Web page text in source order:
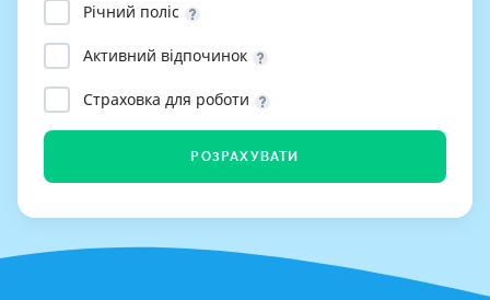
Річний поліс
Активний відпочинок
Страховка для роботи
РОЗРАХУВАТИ